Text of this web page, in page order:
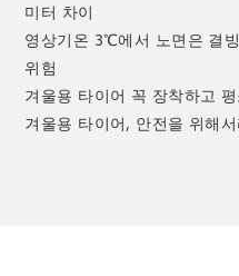
미터 차이
영상기온 3℃에서 노면은 결
위험
겨울용 타이어 꼭 장착하고
겨울용 타이어, 안전을 위해